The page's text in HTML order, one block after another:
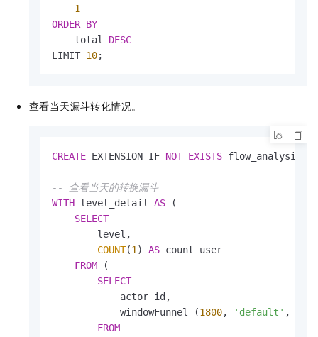
1
ORDER BY
    total
DESC
LIMIT 10;
查看当天漏斗转化情况。
CREATE EXTENSION IF NOT EXISTS flow_analysis;
-- 查看当天的转换漏斗
WITH level_detail AS (
SELECT
        level,
COUNT(1) AS count_user
FROM (
SELECT
            actor_id,
            windowFunnel (
1800, 'default' ,
FROM